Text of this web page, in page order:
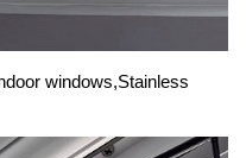
windows,Stainless